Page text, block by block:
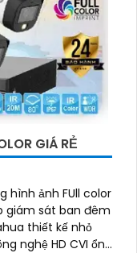
GIÁ RẺ
hình ảnh FUll color
giám sát ban đêm
thiết kế nhỏ
nghệ HD CVI ổn